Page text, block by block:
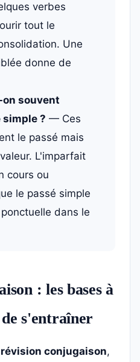
verbes
tout le
Une
donne de
souvent
? — Ces
le passé mais
L'imparfait
cours ou
le passé simple
dans le
: les bases à
s'entraîner
révision conjugaison,